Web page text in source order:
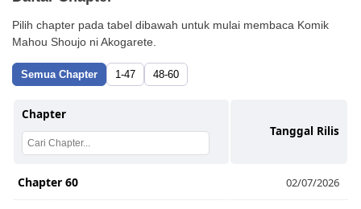
Pilih chapter pada tabel dibawah untuk mulai membaca Komik
Mahou Shoujo ni Akogarete.
Semua Chapter 1-47 48-60
Chapter
Tanggal Rilis
Chapter 60 02/07/2026